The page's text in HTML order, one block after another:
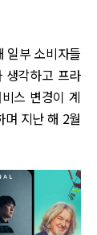
일부 소비자들
생각하고 프라
스 변경이 계
지난 해 2월